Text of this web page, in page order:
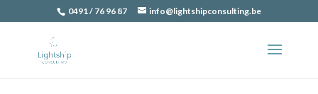
0491 / 76 96 87 info@lightshipconsulting.be